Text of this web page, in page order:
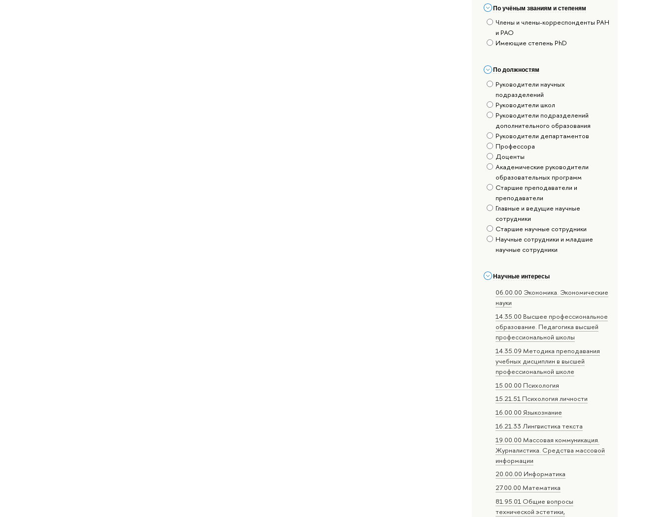
По учёным званиям и степеням
Члены и члены-корреспонденты РАН
и РАО
Имеющие степень PhD
По должностям
Руководители научных
подразделений
Руководители школ
Руководители подразделений
дополнительного образования
Руководители департаментов
Профессора
Доценты
Академические руководители
образовательных программ
Старшие преподаватели и
преподаватели
Главные и ведущие научные
сотрудники
Старшие научные сотрудники
Научные сотрудники и младшие
научные сотрудники
Научные интересы
06.00.00 Экономика. Экономические
науки
14.35.00 Высшее профессиональное
образование. Педагогика высшей
профессиональной школы
14.35.09 Методика преподавания
учебных дисциплин в высшей
профессиональной школе
15.00.00 Психология
15.21.51 Психология личности
16.00.00 Языкознание
16.21.33 Лингвистика текста
19.00.00 Массовая коммуникация.
Журналистика. Средства массовой
информации
20.00.00 Информатика
27.00.00 Математика
81.95.01 Общие вопросы
технической эстетики,